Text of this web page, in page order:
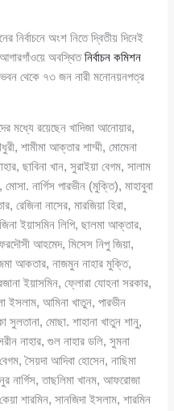
নির্বাচনে অংশ নিতে দ্বিতীয় দিনেই
আগারগাঁওয়ে অবস্থিতনির্বাচন কমিশন
থেকে ৭৩ জন নারী মনোনয়নপত্র
মধ্যে রয়েছেন খাদিজা আনোয়ার,
শামীমা আক্তার শাম্মী, মোমেনা
ছাবিনা খান, সুরাইয়া বেগম, সালাম
নার্গিস পারভীন (মুক্তি), মাহাবুবা
রেজিনা নাসের, মারজিয়া হিরা,
ইয়াসমিন লিপি, ছালমা আক্তার,
আহমেদ, মিসেস নিপু জিয়া,
আকতার, নাজমুন নাহার মুক্তি,
ইয়াসমিন, ফ্লোরা যোহনা সরকার,
ইসলাম, আমিনা খাতুন, পারভীন
সুলতানা, মোছা. শাহানা খাতুন শানু,
নাহার, গুল নাহার ডলি, সুমনা
সৈয়দা আদিবা হোসেন, নাছিমা
নার্গিস, তাছলিমা খানম, আফরোজা
শারমিন, সানজিদা ইসলাম, শারমিন